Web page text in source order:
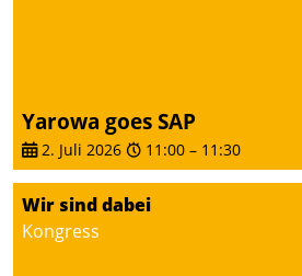
Yarowa goes SAP
2. Juli 2026 11:00 – 11:30
Wir sind dabei
Kongress